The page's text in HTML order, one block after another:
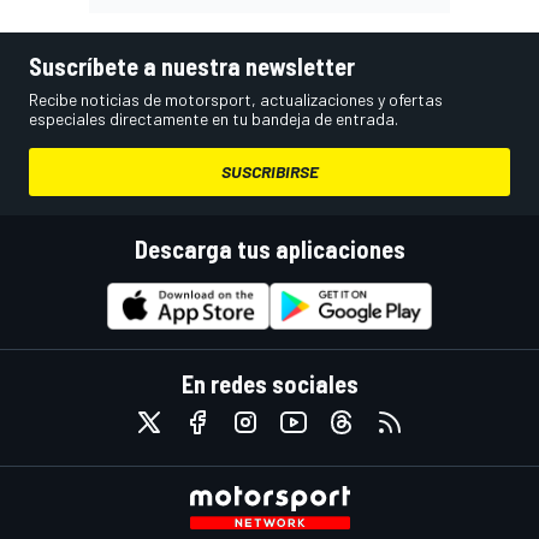
Suscríbete a nuestra newsletter
Recibe noticias de motorsport, actualizaciones y ofertas
especiales directamente en tu bandeja de entrada.
SUSCRIBIRSE
Descarga tus aplicaciones
En redes sociales